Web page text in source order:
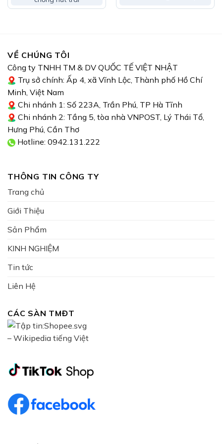
phân hóa mầm hoa, tăng tỷ lệ đậu trái, chống rụng
bóng, nặng ký, bền khỏe cây, mang lại hiệu quả kinh
tế cao.
An toàn không độc hại:
Thành phần sản phẩm gồm
các khoáng trung vi lượng, dinh dưỡng hữu cơ cùng
dung dịch men vi sinh. Hoàn toàn không chứa hóa
chất độc hại, phù hợp cho canh tác bền vững.
Hướng dẫn sử dụng
nhỏ đến thu hoạch 2-3 lần.
Lưu ý
thuốc BVTV khác.
Mua chế phẩm siêu
Sản phẩm SIÊU CANXI BO
phối chính thức trên trang quoctevietnhat.vn là mô
dùng, đảm bảo hàng chính hãng, không bị làm nhái
làm giả, và là đơn vị tiên phong ứng dụng công nghệ
4.0 giúp khách hàng đạt hiệu quả cao, đồng hành hỗ
VỀ CHÚNG TÔI
Công ty TNHH TM & DV QUỐC TẾ VIỆT NHẬT
Trụ sở chính: Ấp 4, xã Vĩnh Lộc, Thành phố Hồ Chí
Minh, Việt Nam
Chi nhánh 1: Số 223A, Trần Phú, TP Hà Tĩnh
Chi nhánh 2: Tầng 5, tòa nhà VNPOST, Lý Thái Tổ,
Hưng Phú, Cần Thơ
Hotline: 0942.131.222
THÔNG TIN CÔNG TY
Trang chủ
Giới Thiệu
Sản Phẩm
KINH NGHIỆM
Tin tức
Liên Hệ
CÁC SÀN TMĐT